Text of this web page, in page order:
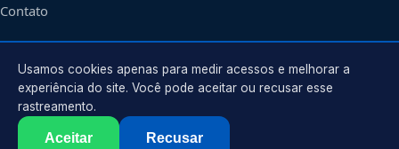
Contato
CONTATO
Atendimento em
contato@guinchoemsantamaria.com.br
Usamos cookies apenas para medir acessos e melhorar a
experiência do site. Você pode aceitar ou recusar esse
rastreamento.
Aceitar Recusar